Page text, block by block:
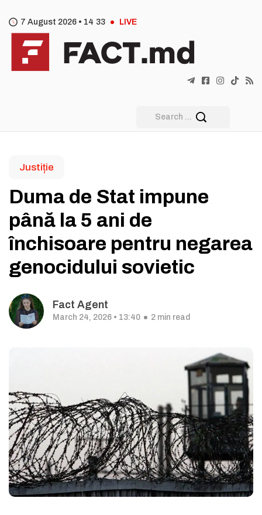
7 August 2026 • 14 33 LIVE
Justiție
Duma de Stat impune
până la 5 ani de
închisoare pentru negarea
genocidului sovietic
Fact Agent
March 24, 2026 • 13:40 2 min read